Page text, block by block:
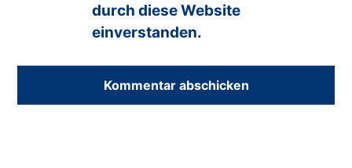
durch diese Website
einverstanden.